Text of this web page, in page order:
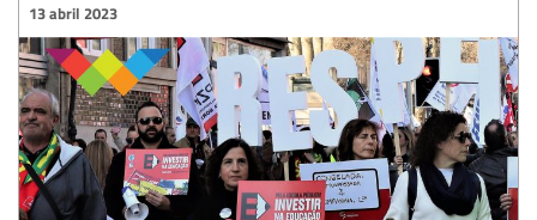
13 abril 2023